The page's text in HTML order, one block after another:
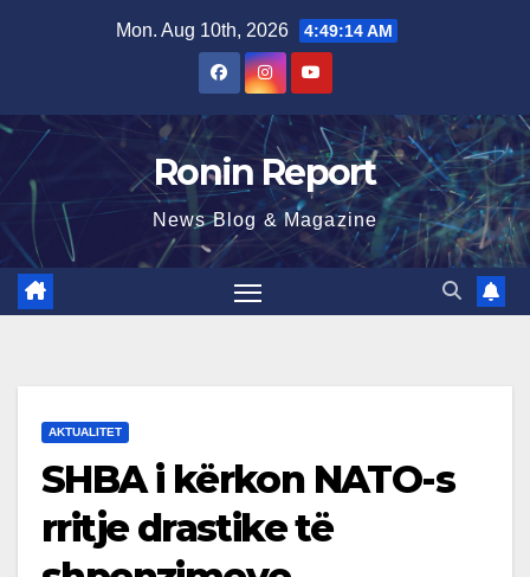
Mon. Aug 10th, 2026 4:49:15 AM
Ronin Report
News Blog & Magazine
AKTUALITET
SHBA i kërkon NATO-s
rritje drastike të